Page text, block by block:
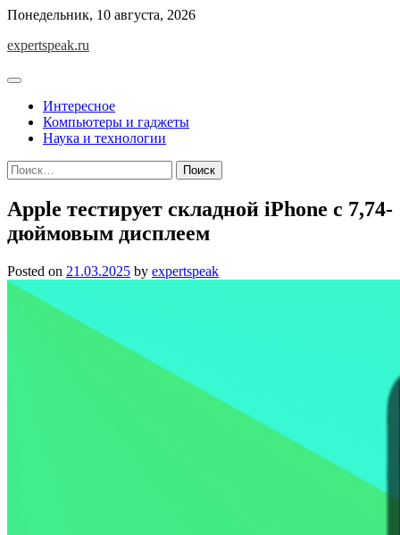
Skip
content
Понедельник, 10 августа, 2026
expertspeak.ru
Интересное
Компьютеры и гаджеты
Наука и технологии
Найти:
Apple тестирует складной iPhone с 7,74-
дюймовым дисплеем
Posted on 21.03.2025 by expertspeak